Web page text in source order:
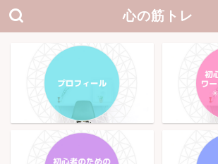
心の筋トレ